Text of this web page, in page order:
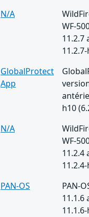
N/A
WF-
11.2.7
GlobalProtect
App
h10
N/A
WF-
11.2.4
PAN-OS
PAN-
11.1.6